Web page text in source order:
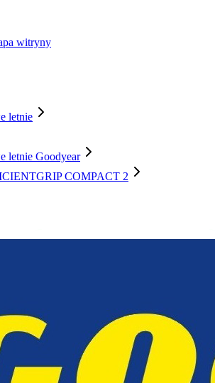
witryny
letnie
letnie Goodyear
COMPACT 2